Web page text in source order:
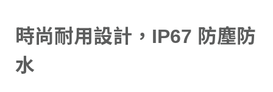
時尚耐用設計，IP67 防塵防
水